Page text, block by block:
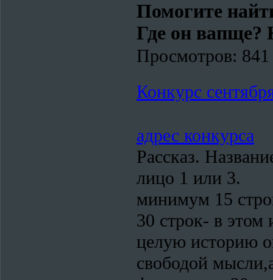
Помогите
Где он
Просмотров: 841
Конкурс
адрес конкурса
Рассказ.
лицо 1 или 3.
минимум 15
30 строк- в
целую историю
свободой